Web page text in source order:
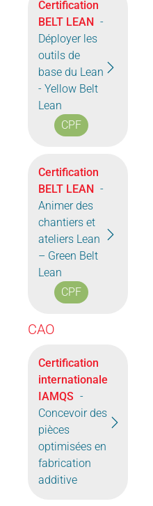
Certification
BELT LEAN -
Déployer les
outils de
base du Lean
- Yellow Belt
Lean
CPF
Certification
BELT LEAN -
Animer des
chantiers et
ateliers Lean
– Green Belt
Lean
CPF
CAO
Certification
internationale
IAMQS -
Concevoir des
pièces
optimisées en
fabrication
additive